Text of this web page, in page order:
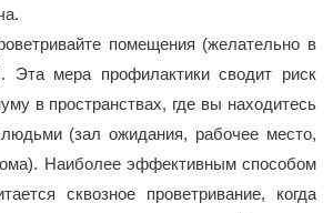
помещения (желательно в
Эта мера профилактики сводит риск
в пространствах, где вы находитесь
(зал ожидания, рабочее место,
Наиболее эффективным способом
сквозное проветривание, когда